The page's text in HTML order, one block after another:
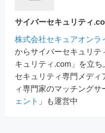
サイバーセキュリティ
株式会社セキュアオンラ
からサイバーセキュリテ
キュリティ.com」を立
セキュリティ専門メディ
ィ専門家のマッチングサ
ェント 」も運営中